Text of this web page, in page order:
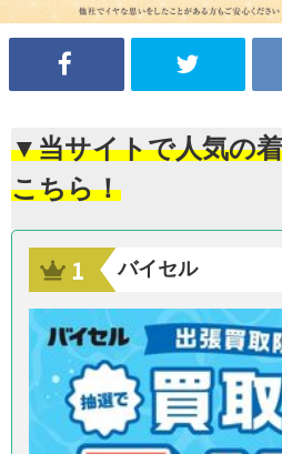
▼当サイトで人気の
こちら！
バイセル